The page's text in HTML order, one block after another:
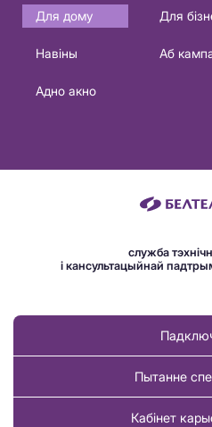
Основная
навигация
Для дому Для
Навіны
Аб
Адно акно
служба
і кансультацыйнай
Пытанне
Кабінет